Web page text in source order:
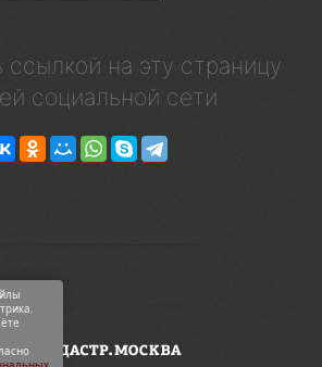
ссылкой на эту страницу
социальной сети